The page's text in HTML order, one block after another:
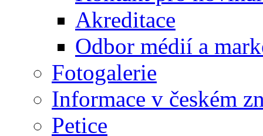
Akreditace
Odbor médií a
Fotogalerie
Informace v českém
Petice